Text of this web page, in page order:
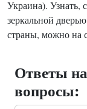
Украина). Узнать,
зеркальной
страны, можно на
Ответы
вопросы: